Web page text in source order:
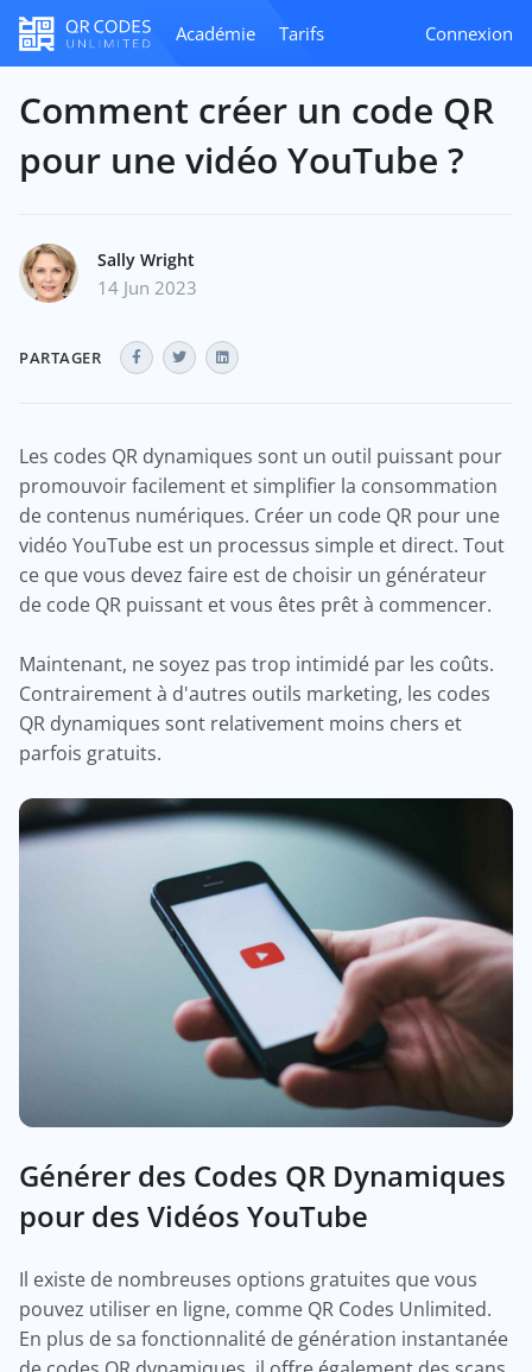
Académie Tarifs Connexion
Comment créer un code QR
pour une vidéo YouTube ?
Sally Wright
14 Jun 2023
PARTAGER
Les codes QR dynamiques sont un outil puissant pour
promouvoir facilement et simplifier la consommation
de contenus numériques. Créer un code QR pour une
vidéo YouTube est un processus simple et direct. Tout
ce que vous devez faire est de choisir un générateur
de code QR puissant et vous êtes prêt à commencer.
Maintenant, ne soyez pas trop intimidé par les coûts.
Contrairement à d'autres outils marketing, les codes
QR dynamiques sont relativement moins chers et
parfois gratuits.
Générer des Codes QR Dynamiques
pour des Vidéos YouTube
Il existe de nombreuses options gratuites que vous
pouvez utiliser en ligne, comme QR Codes Unlimited.
En plus de sa fonctionnalité de génération instantanée